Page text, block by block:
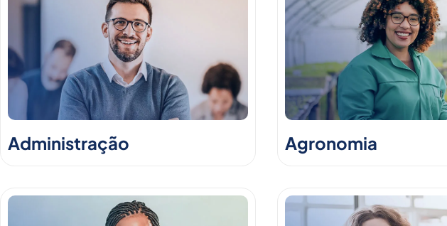
Administração Agronomia